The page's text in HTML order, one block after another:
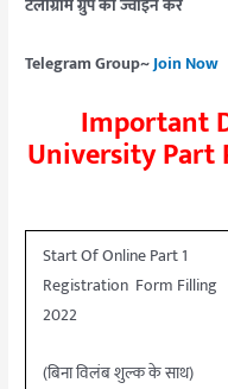
टेलीग्राम ग्रुप को ज्वाइन करें
Telegram Group~Join Now
Important
University Part
Start Of Online Part 1
Registration Form Filling
2022
(बिना विलंब शुल्क के साथ)